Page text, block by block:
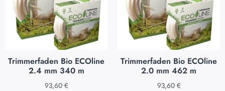
Trimmerfaden Bio ECOline
2.4 mm 340 m
93,60 €
Trimmerfaden Bio ECOline
2.0 mm 462 m
93,60 €